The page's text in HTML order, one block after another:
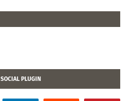
SOCIAL PLUGIN